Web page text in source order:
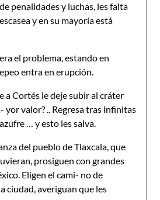
penalidades y luchas, les falta
y en su mayoría está
el problema, estando en
entra en erupción.
a Cortés le deje subir al cráter
yor valor? .. Regresa tras infinitas
… y esto les salva.
del pueblo de Tlaxcala, que
prosiguen con grandes
Eligen el cami- no de
ciudad, averiguan que les